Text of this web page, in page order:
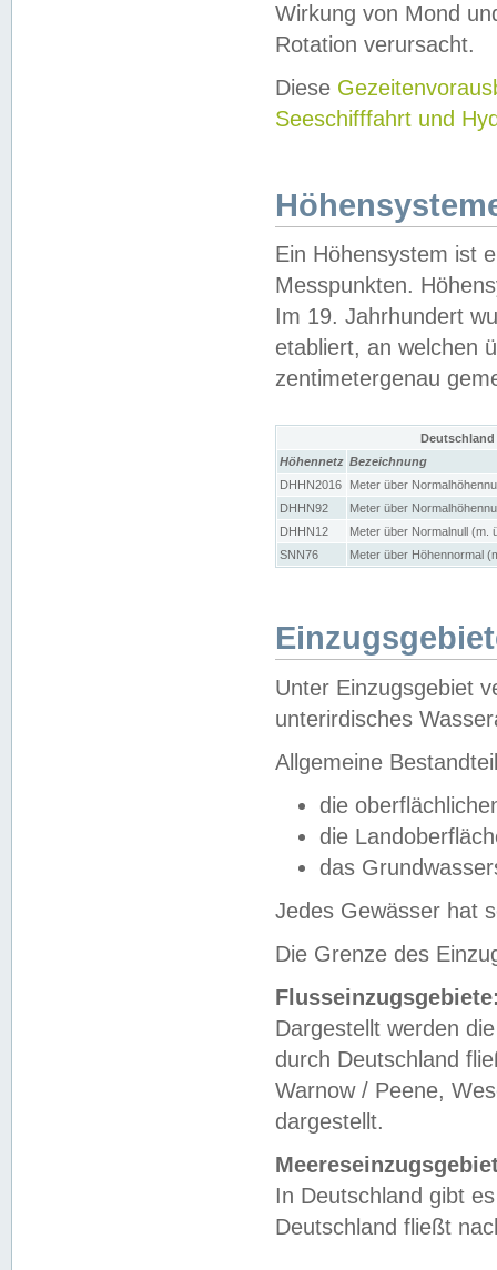
Wirkung von Mond
Rotation verursacht.
Diese
Seeschifffahrt und
Ein Höhensystem ist
Messpunkten.
Im 19. Jahrhundert
etabliert, an welchen
zentimetergenau
Höhennetz Bezeichnung
DHHN2016
Meter über
DHHN92
Meter über
DHHN12
Meter über Normalnull (m.
SNN76
Meter über Höhennormal
Unter Einzugsgebiet
unterirdisches
Allgemeine
die
die
das
Jedes Gewässer hat
Die Grenze des
Dargestellt werden
durch Deutschland
Warnow / Peene,
dargestellt.
In Deutschland gibt
Deutschland fließt